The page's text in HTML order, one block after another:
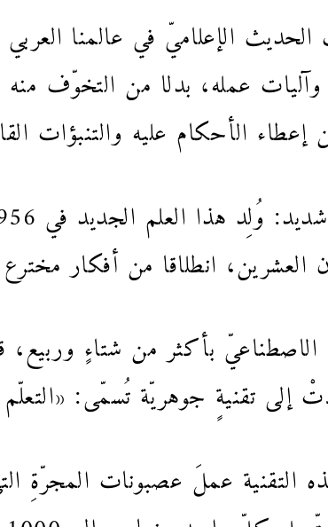
الإعلاميّ في عالمنا العربي
وآليات عمله، بدلا من التخوّف
الأحكام عليه والتنبؤات
العشرين، انطلاقا من أفكار
إلى تقنيةٍ جوهريّة تُسمّى: